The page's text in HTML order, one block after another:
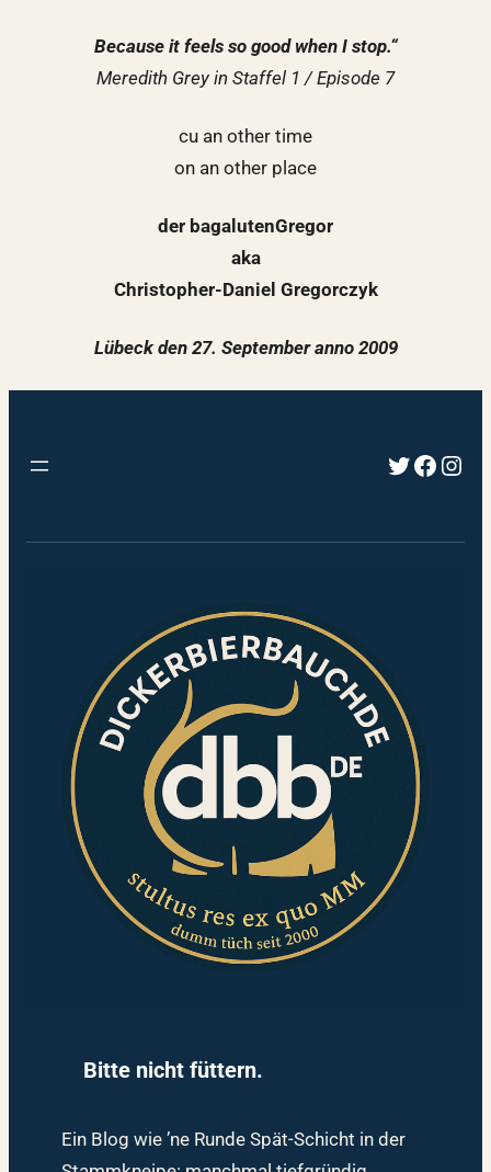
Because it feels so good when I stop.“
Meredith Grey in Staffel 1 / Episode 7
cu an other time
on an other place
der bagalutenGregor
aka
Christopher-Daniel Gregorczyk
Lübeck den 27. September anno 2009
Twitter
Bitte nicht füttern.
Ein Blog wie ’ne Runde Spät-Schicht in der